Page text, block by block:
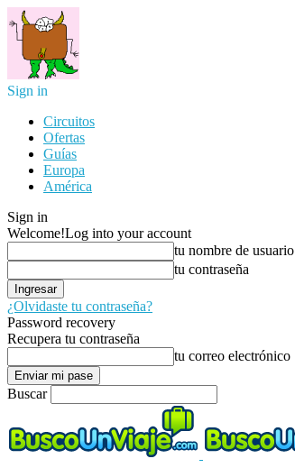
Sign in
Circuitos
Ofertas
Guías
Europa
América
Sign in
Welcome!Log into your account
tu nombre de usuario
tu contraseña
¿Olvidaste tu contraseña?
Password recovery
Recupera tu contraseña
tu correo electrónico
Buscar